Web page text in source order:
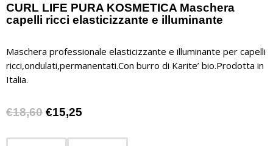
CURL LIFE PURA KOSMETICA Maschera
capelli ricci elasticizzante e illuminante
Maschera professionale elasticizzante e illuminante per capelli
ricci,ondulati,permanentati.Con burro di Karite’ bio.Prodotta in
Italia.
€18,60 Il
originale
€15,25
attuale